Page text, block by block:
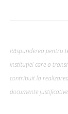
Răspunderea pentru
instituției care a
contribuit la
documente